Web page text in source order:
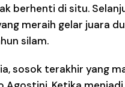
berhenti di situ.
meraih gelar juara
silam.
sosok terakhir yang